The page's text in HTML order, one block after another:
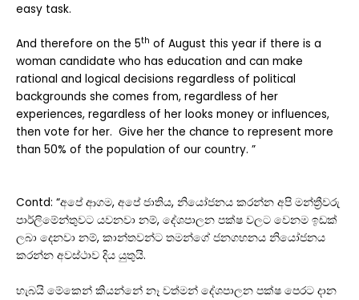
easy task.
And therefore on the 5th of August this year if there is a
woman candidate who has education and can make
rational and logical decisions regardless of political
backgrounds she comes from, regardless of her
experiences, regardless of her looks money or influences,
then vote for her. Give her the chance to represent more
than 50% of the population of our country. ”
Contd: “අපේ ආගම, අපේ ජාතිය, නියෝජනය කරන්න අපි මන්ත්‍රීවරු
පාර්ලිමේන්තුවට යවනවා නම්, දේශපාලන පක්ෂ වලට වෙනම ඉඩක්
ලබා දෙනවා නම්, කාන්තවන්ට තමන්ගේ ජනගහනය නියෝජනය
කරන්න අවස්ථාව දිය යුතුයි.
හැබයි මේකෙන් කියන්නේ නෑ වත්මන් දේශපාලන පක්ෂ පෙරට දාන